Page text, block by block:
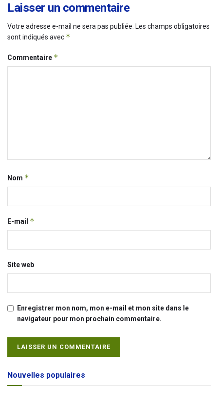
Laisser un commentaire
Votre adresse e-mail ne sera pas publiée. Les champs obligatoires
sont indiqués avec *
Commentaire *
Nom *
E-mail *
Site web
Enregistrer mon nom, mon e-mail et mon site dans le
navigateur pour mon prochain commentaire.
Alternative:
Nouvelles populaires